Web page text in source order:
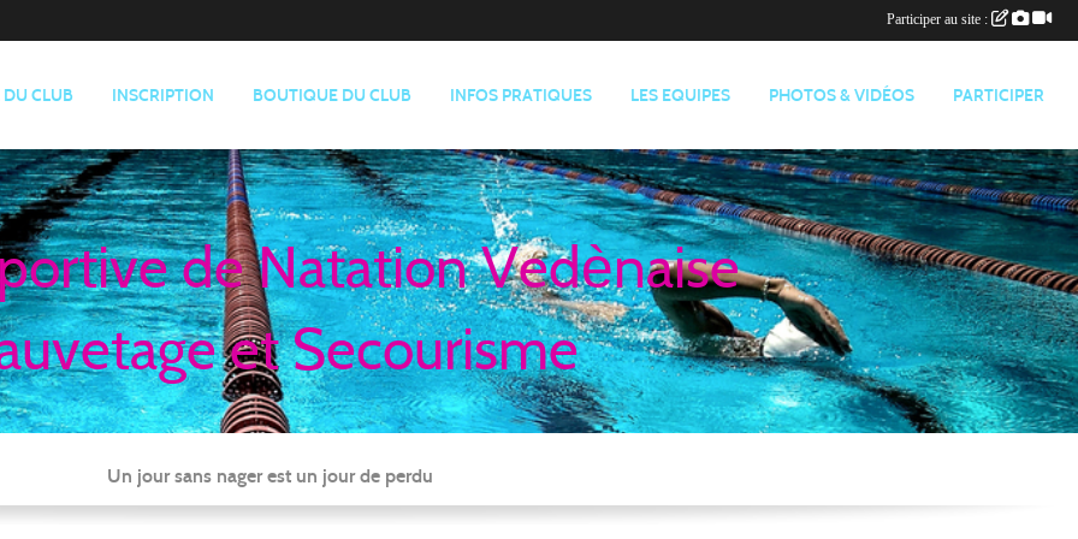
DU CLUB INSCRIPTION BOUTIQUE DU CLUB INFOS PRATIQUES LES EQUIPES PHOTOS & VIDÉOS PARTICIPER
de Natation Vedènaise
et Secourisme
Un jour sans nager est un jour de perdu
Participer au site :